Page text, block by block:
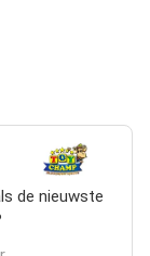
de nieuwste